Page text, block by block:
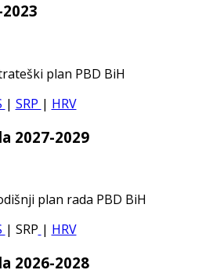
plan PBD BiH
| SRP | HRV
2027-2029
plan rada PBD BiH
| SRP | HRV
2026-2028